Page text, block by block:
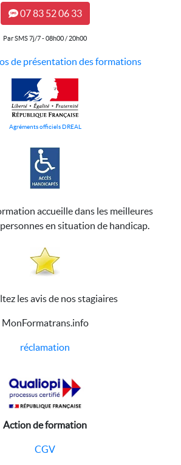
07 83 52 06 33
Par SMS 7j/7 - 08h00 / 20h00
de présentation des formations
Agréments officiels DREAL
accueille dans les meilleures
en situation de handicap.
les avis de nos stagiaires
MonFormatrans.info
réclamation
Action de formation
CGV